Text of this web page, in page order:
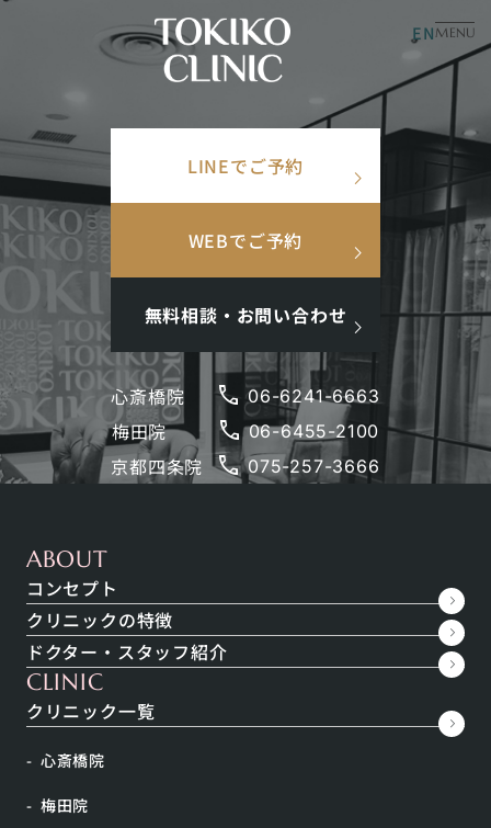
キ
プ
美容皮膚科× 美容内科 ENMENU
LINEでご予約
WEBでご予約
無料相談・お問い合わせ
心斎橋院 phone 06-6241-6663
梅田院 phone 06-6455-2100
京都四条院 phone 075-257-3666
ABOUT
コンセプト
クリニックの特徴
ドクター・スタッフ紹介
CLINIC
クリニック一覧
心斎橋院
梅田院
検索ワード
索
search
人気ワード
#美肌 #インナーケア#アンチエイジング#点滴
#ホルモン補充 #メンズ肌 #ニキビ跡
閉じる
「インナーケア」 の検索結果 件
美容コラム
ポルフィリンとは？肌診断でわかる毛穴トラブ
ルの原因とその改善方法
この記事では、「ポルフィリン」とは何か、肌診断で
どのように解析されるのかについて解説します。特
に、毛穴の詰まりやニキビの原因に直結するポルフィ
リンを可視化するネ…
平素よりトキコクリニックをご愛顧いただきましてあ
りがとうございます。 トキコクリニック年末年始の診
療時間についてお知らせ致します。 <年内最終の診療日
&g…
美容コラム
大阪のニキビ治療でおすすめの美容皮膚科
大阪には美容皮膚科が多く存在します。そのためクリ